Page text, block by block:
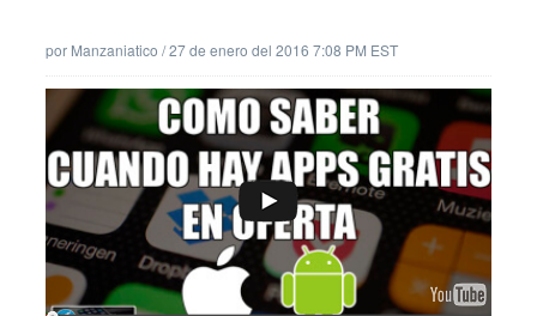
por Manzaniatico /27 de enero del 2016 7:08 PM EST